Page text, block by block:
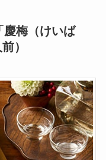
慶梅（けいば
）